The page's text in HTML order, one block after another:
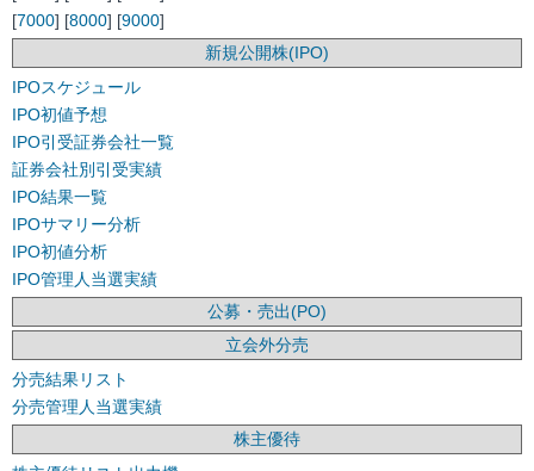
[7000] [8000] [9000]
新規公開株(IPO)
IPOスケジュール
IPO初値予想
IPO引受証券会社一覧
証券会社別引受実績
IPO結果一覧
IPOサマリー分析
IPO初値分析
IPO管理人当選実績
公募・売出(PO)
立会外分売
分売結果リスト
分売管理人当選実績
株主優待